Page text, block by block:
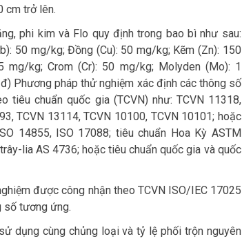
cm trở lên.
phi kim và Flo quy định trong bao bì như sau:
50 mg/kg; Đồng (Cu): 50 mg/kg; Kẽm (Zn): 150
mg/kg; Crom (Cr): 50 mg/kg; Molyden (Mo): 1
Phương pháp thử nghiệm xác định các thông số
chuẩn quốc gia (TCVN) như: TCVN 11318,
TCVN 13114, TCVN 10100, TCVN 10101; hoặc
14855, ISO 17088; tiêu chuẩn Hoa Kỳ ASTM
lia AS 4736; hoặc tiêu chuẩn quốc gia và quốc
được công nhận theo TCVN ISO/IEC 17025
số tương ứng.
dụng cùng chủng loại và tỷ lệ phối trộn nguyên